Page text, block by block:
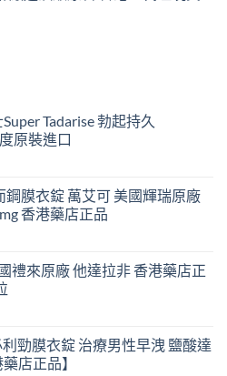
Tadarise 勃起持久
原裝進口
鋼膜衣錠 萬艾可 美國輝瑞原廠
香港藥店正品
禮來原廠 他達拉非 香港藥店正
勁膜衣錠 治療男性早洩 鹽酸達
店正品】